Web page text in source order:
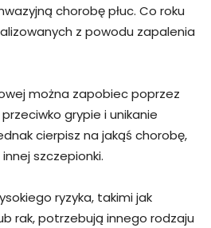
chorobę płuc. Co roku
z powodu zapalenia
można zapobiec poprzez
grypie i unikanie
cierpisz na jakąś chorobę,
szczepionki.
ryzyka, takimi jak
rak, potrzebują innego rodzaju